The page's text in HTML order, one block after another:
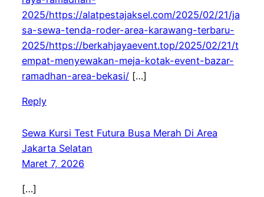
2025/https://alatpestajaksel.com/2025/02/21/ja
sa-sewa-tenda-roder-area-karawang-terbaru-
2025/https://berkahjayaevent.top/2025/02/21/t
empat-menyewakan-meja-kotak-event-bazar-
ramadhan-area-bekasi/[…]
Reply
Sewa Kursi Test Futura Busa Merah Di Area
Jakarta Selatan
Maret 7, 2026
[…]